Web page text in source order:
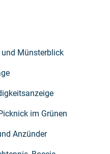
Münsterblick
im Grünen
Anzünder